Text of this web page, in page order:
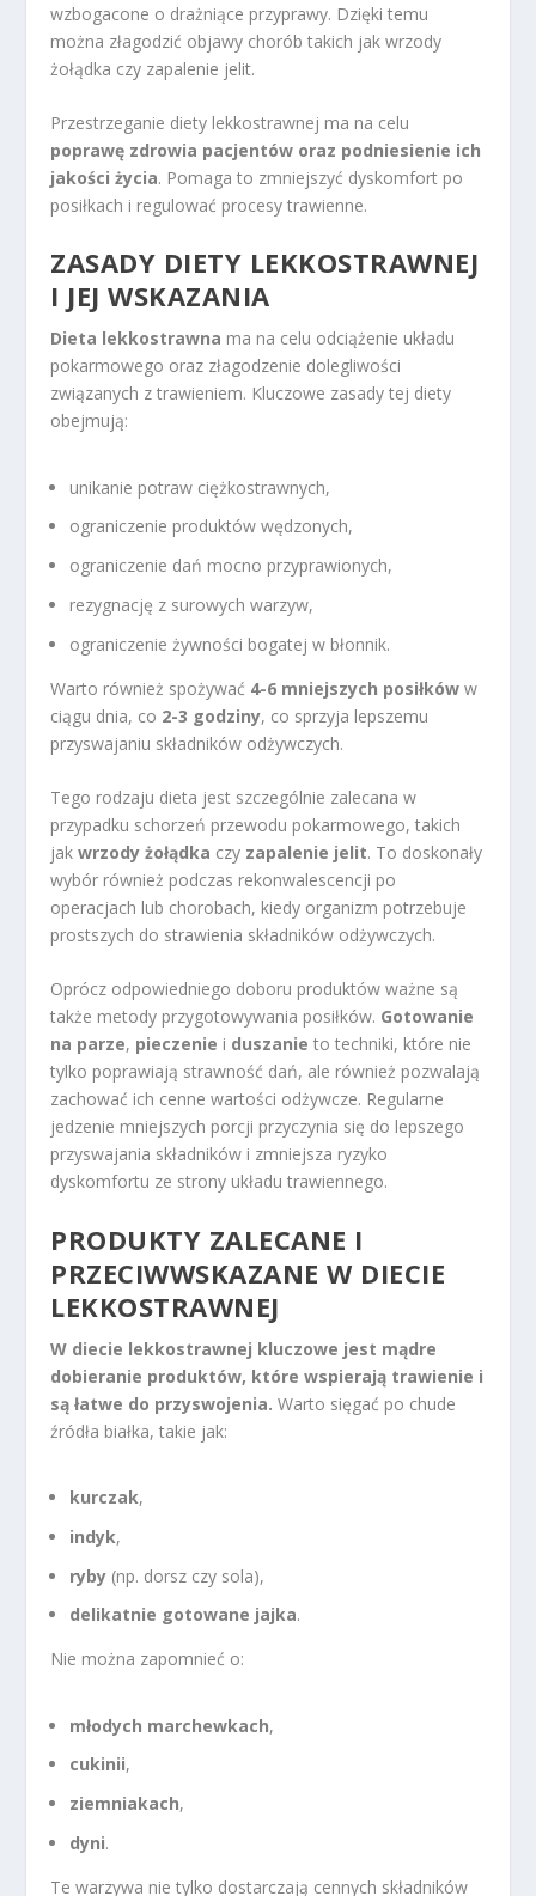
wzbogacone o drażniące przyprawy. Dzięki temu
można złagodzić objawy chorób takich jak wrzody
żołądka czy zapalenie jelit.
Przestrzeganie diety lekkostrawnej ma na celu
poprawę zdrowia pacjentów oraz podniesienie ich
jakości życia. Pomaga to zmniejszyć dyskomfort po
posiłkach i regulować procesy trawienne.
ZASADY DIETY LEKKOSTRAWNEJ
I JEJ WSKAZANIA
Dieta lekkostrawna ma na celu odciążenie układu
pokarmowego oraz złagodzenie dolegliwości
związanych z trawieniem. Kluczowe zasady tej diety
obejmują:
unikanie potraw ciężkostrawnych,
ograniczenie produktów wędzonych,
ograniczenie dań mocno przyprawionych,
rezygnację z surowych warzyw,
ograniczenie żywności bogatej w błonnik.
Warto również spożywać 4-6 mniejszych posiłków w
ciągu dnia, co 2-3 godziny, co sprzyja lepszemu
przyswajaniu składników odżywczych.
Tego rodzaju dieta jest szczególnie zalecana w
przypadku schorzeń przewodu pokarmowego, takich
jakwrzody żołądka czy zapalenie jelit. To doskonały
wybór również podczas rekonwalescencji po
operacjach lub chorobach, kiedy organizm potrzebuje
prostszych do strawienia składników odżywczych.
Oprócz odpowiedniego doboru produktów ważne są
także metody przygotowywania posiłków. Gotowanie
na parze, pieczenie i duszanie to techniki, które nie
tylko poprawiają strawność dań, ale również pozwalają
zachować ich cenne wartości odżywcze. Regularne
jedzenie mniejszych porcji przyczynia się do lepszego
przyswajania składników i zmniejsza ryzyko
dyskomfortu ze strony układu trawiennego.
PRODUKTY ZALECANE I
PRZECIWWSKAZANE W DIECIE
LEKKOSTRAWNEJ
W diecie lekkostrawnej kluczowe jest mądre
dobieranie produktów, które wspierają trawienie i
są łatwe do przyswojenia. Warto sięgać po chude
źródła białka, takie jak:
kurczak,
indyk,
ryby (np. dorsz czy sola),
delikatnie gotowane jajka.
Nie można zapomnieć o:
młodych marchewkach,
cukinii,
ziemniakach,
dyni.
Te warzywa nie tylko dostarczają cennych składników